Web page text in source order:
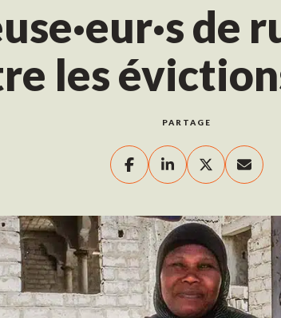
de
les
PARTAGE